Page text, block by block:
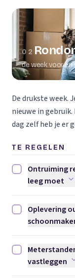
02
de week voor
De drukste week.
nieuwe in
dag zelf heb je er
TE REGELEN
Ontruiming
Ontruiming
leeg moet
Oplevering oude
Oplevering
Meterstanden
vastleggen